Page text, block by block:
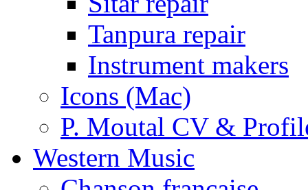
Tanpura repair
Instrument makers
Icons (Mac)
P. Moutal CV &
Western Music